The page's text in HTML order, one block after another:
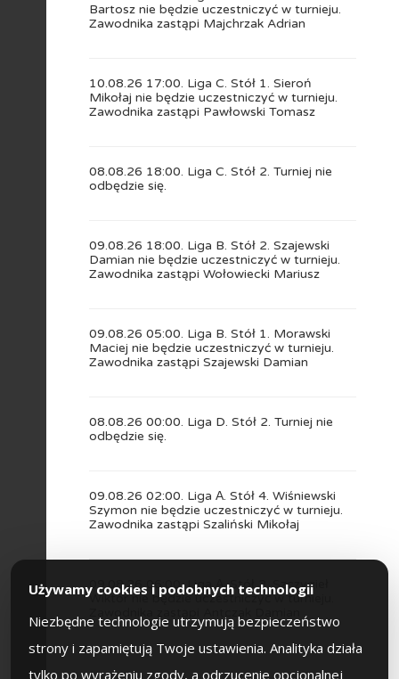
Bartosz nie będzie uczestniczyć w turnieju.
Zawodnika zastąpi Majchrzak Adrian
10.08.26 17:00. Liga C. Stół 1. Sieroń
Mikołaj nie będzie uczestniczyć w turnieju.
Zawodnika zastąpi Pawłowski Tomasz
08.08.26 18:00. Liga C. Stół 2. Turniej nie
odbędzie się.
09.08.26 18:00. Liga B. Stół 2. Szajewski
Damian nie będzie uczestniczyć w turnieju.
Zawodnika zastąpi Wołowiecki Mariusz
09.08.26 05:00. Liga B. Stół 1. Morawski
Maciej nie będzie uczestniczyć w turnieju.
Zawodnika zastąpi Szajewski Damian
08.08.26 00:00. Liga D. Stół 2. Turniej nie
odbędzie się.
09.08.26 02:00. Liga А. Stół 4. Wiśniewski
Szymon nie będzie uczestniczyć w turnieju.
Zawodnika zastąpi Szaliński Mikołaj
09.08.26 06:00. Liga А. Stół 2. Szczygieł
Wiktor nie będzie uczestniczyć w turnieju.
Używamy cookies i podobnych technologii
Niezbędne technologie utrzymują bezpieczeństwo
strony i zapamiętują Twoje ustawienia. Analityka działa
tylko po wyrażeniu zgody, a odrzucenie opcjonalnej